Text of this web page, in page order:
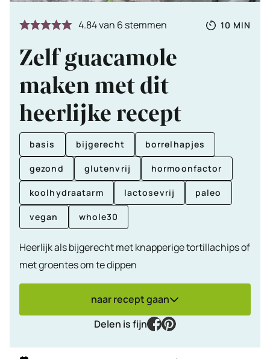
4.84van 6 stemmen
Totale
10 MIN
Zelf guacamole
maken met dit
heerlijke recept
basis bijgerecht borrelhapjes
gezond glutenvrij hormoonfactor
koolhydraatarm lactosevrij paleo
vegan whole30
Heerlijk als bijgerecht met knapperige tortillachips of
met groentes om te dippen
naar recept gaan
Delen is fijn
facebook
pinterest